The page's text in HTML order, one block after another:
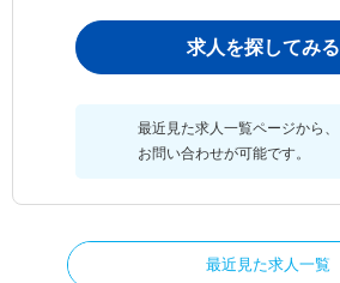
求人を探してみる
最近見た求人一覧ページから、
お問い合わせが可能です。
最近見た求人一覧